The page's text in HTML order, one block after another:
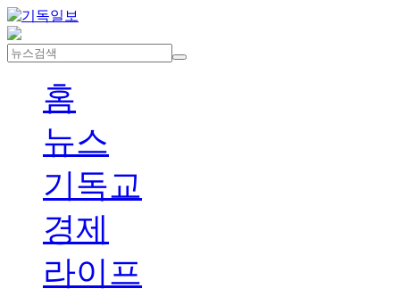
홈
뉴스
기독교
경제
라이프